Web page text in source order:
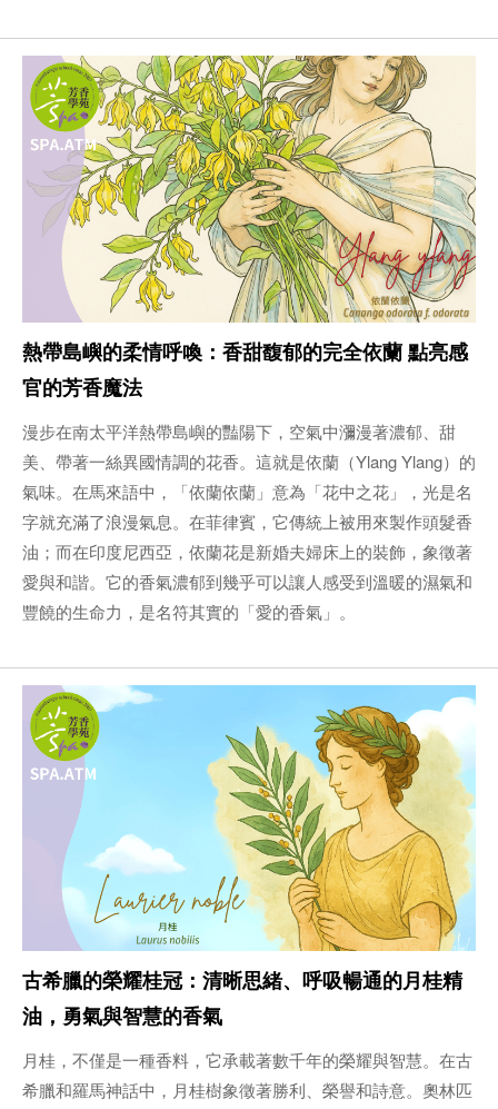
熱帶島嶼的柔情呼喚：香甜馥郁的完全依蘭 點亮感
官的芳香魔法
漫步在南太平洋熱帶島嶼的豔陽下，空氣中瀰漫著濃郁、甜
美、帶著一絲異國情調的花香。這就是依蘭（Ylang Ylang）的
氣味。在馬來語中，「依蘭依蘭」意為「花中之花」，光是名
字就充滿了浪漫氣息。在菲律賓，它傳統上被用來製作頭髮香
油；而在印度尼西亞，依蘭花是新婚夫婦床上的裝飾，象徵著
愛與和諧。它的香氣濃郁到幾乎可以讓人感受到溫暖的濕氣和
豐饒的生命力，是名符其實的「愛的香氣」。
古希臘的榮耀桂冠：清晰思緒、呼吸暢通的月桂精
油，勇氣與智慧的香氣
月桂，不僅是一種香料，它承載著數千年的榮耀與智慧。在古
希臘和羅馬神話中，月桂樹象徵著勝利、榮譽和詩意。奧林匹